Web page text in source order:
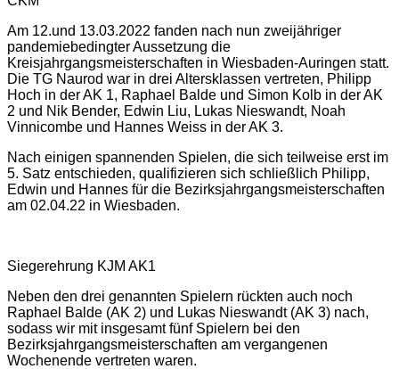
Am 12.und 13.03.2022 fanden nach nun zweijähriger
pandemiebedingter Aussetzung die
Kreisjahrgangsmeisterschaften in Wiesbaden-Auringen statt.
Die TG Naurod war in drei Altersklassen vertreten, Philipp
Hoch in der AK 1, Raphael Balde und Simon Kolb in der AK
2 und Nik Bender, Edwin Liu, Lukas Nieswandt, Noah
Vinnicombe und Hannes Weiss in der AK 3.
Nach einigen spannenden Spielen, die sich teilweise erst im
5. Satz entschieden, qualifizieren sich schließlich Philipp,
Edwin und Hannes für die Bezirksjahrgangsmeisterschaften
am 02.04.22 in Wiesbaden.
Siegerehrung KJM AK1
Neben den drei genannten Spielern rückten auch noch
Raphael Balde (AK 2) und Lukas Nieswandt (AK 3) nach,
sodass wir mit insgesamt fünf Spielern bei den
Bezirksjahrgangsmeisterschaften am vergangenen
Wochenende vertreten waren.